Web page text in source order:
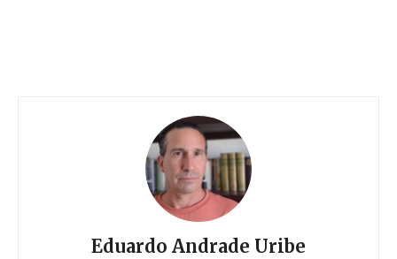
Eduardo Andrade Uribe